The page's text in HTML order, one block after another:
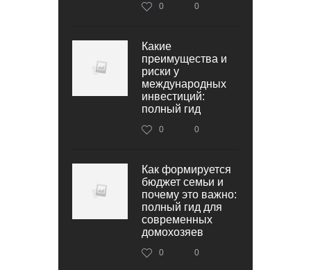
0 0
Какие
преимущества и
риски у
международных
инвестиций:
полный гид
0 0
Как формируется
бюджет семьи и
почему это важно:
полный гид для
современных
домохозяев
0 0